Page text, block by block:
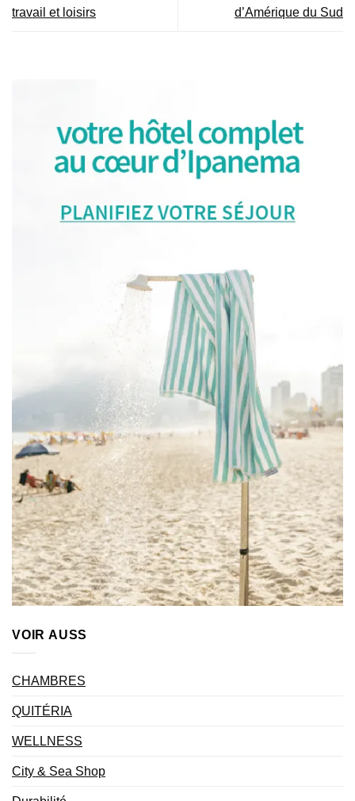
travail et loisirs
d’Amérique du Sud
VOIR AUSS
CHAMBRES
QUITÉRIA
WELLNESS
City & Sea Shop